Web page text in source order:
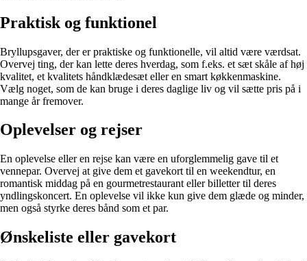
Praktisk og funktionel
Bryllupsgaver, der er praktiske og funktionelle, vil altid være værdsat.
Overvej ting, der kan lette deres hverdag, som f.eks. et sæt skåle af høj
kvalitet, et kvalitets håndklædesæt eller en smart køkkenmaskine.
Vælg noget, som de kan bruge i deres daglige liv og vil sætte pris på i
mange år fremover.
Oplevelser og rejser
En oplevelse eller en rejse kan være en uforglemmelig gave til et
vennepar. Overvej at give dem et gavekort til en weekendtur, en
romantisk middag på en gourmetrestaurant eller billetter til deres
yndlingskoncert. En oplevelse vil ikke kun give dem glæde og minder,
men også styrke deres bånd som et par.
Ønskeliste eller gavekort